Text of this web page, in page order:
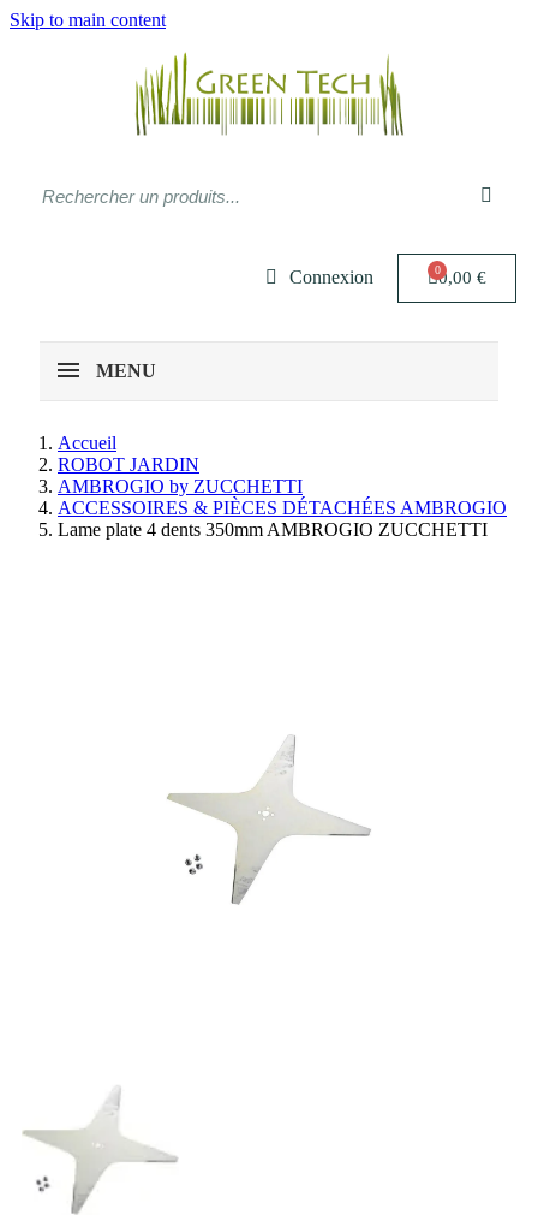
Skip to main content
Connexion 0,00 €
MENU
Accueil
ROBOT JARDIN
AMBROGIO by ZUCCHETTI
ACCESSOIRES & PIÈCES DÉTACHÉES AMBROGIO
Lame plate 4 dents 350mm AMBROGIO ZUCCHETTI